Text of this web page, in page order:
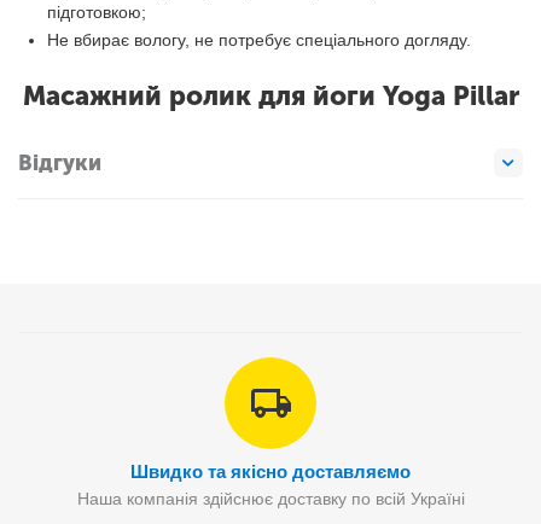
підготовкою;
Не вбирає вологу, не потребує спеціального догляду.
Масажний ролик для йоги Yoga Pillar
Відгуки
Швидко та якісно доставляємо
Наша компанія здійснює доставку по всій Україні